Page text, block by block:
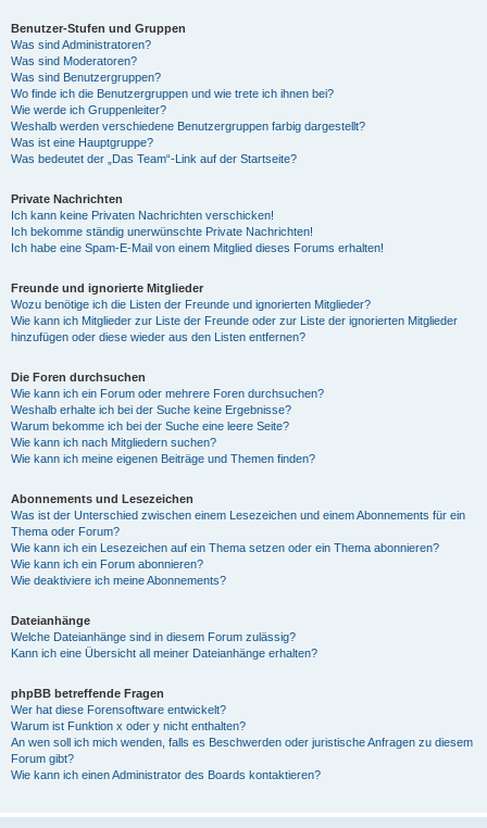
Benutzer-Stufen und Gruppen
Was sind Administratoren?
Was sind Moderatoren?
Was sind Benutzergruppen?
Wo finde ich die Benutzergruppen und wie trete ich ihnen bei?
Wie werde ich Gruppenleiter?
Weshalb werden verschiedene Benutzergruppen farbig dargestellt?
Was ist eine Hauptgruppe?
Was bedeutet der „Das Team“-Link auf der Startseite?
Private Nachrichten
Ich kann keine Privaten Nachrichten verschicken!
Ich bekomme ständig unerwünschte Private Nachrichten!
Ich habe eine Spam-E-Mail von einem Mitglied dieses Forums erhalten!
Freunde und ignorierte Mitglieder
Wozu benötige ich die Listen der Freunde und ignorierten Mitglieder?
Wie kann ich Mitglieder zur Liste der Freunde oder zur Liste der ignorierten Mitglieder
hinzufügen oder diese wieder aus den Listen entfernen?
Die Foren durchsuchen
Wie kann ich ein Forum oder mehrere Foren durchsuchen?
Weshalb erhalte ich bei der Suche keine Ergebnisse?
Warum bekomme ich bei der Suche eine leere Seite?
Wie kann ich nach Mitgliedern suchen?
Wie kann ich meine eigenen Beiträge und Themen finden?
Abonnements und Lesezeichen
Was ist der Unterschied zwischen einem Lesezeichen und einem Abonnements für ein
Thema oder Forum?
Wie kann ich ein Lesezeichen auf ein Thema setzen oder ein Thema abonnieren?
Wie kann ich ein Forum abonnieren?
Wie deaktiviere ich meine Abonnements?
Dateianhänge
Welche Dateianhänge sind in diesem Forum zulässig?
Kann ich eine Übersicht all meiner Dateianhänge erhalten?
phpBB betreffende Fragen
Wer hat diese Forensoftware entwickelt?
Warum ist Funktion x oder y nicht enthalten?
An wen soll ich mich wenden, falls es Beschwerden oder juristische Anfragen zu diesem
Forum gibt?
Wie kann ich einen Administrator des Boards kontaktieren?